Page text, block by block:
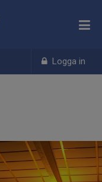
Logga in